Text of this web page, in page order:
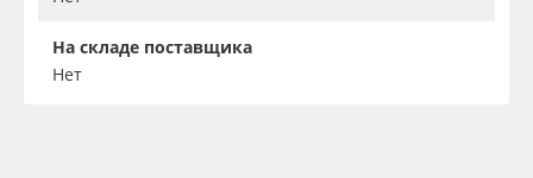
На складе поставщика
Нет